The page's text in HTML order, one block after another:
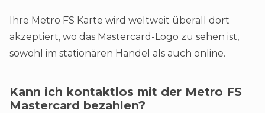
Ihre Metro FS Karte wird weltweit überall dort
akzeptiert, wo das Mastercard-Logo zu sehen ist,
sowohl im stationären Handel als auch online​.
Kann ich kontaktlos mit der Metro FS
Mastercard bezahlen?